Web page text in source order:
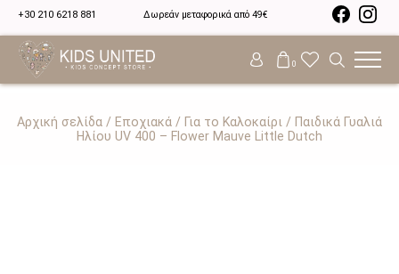
+30 210 6218 881 Δωρεάν μεταφορικά από 49€
0
Αρχική σελίδα / Εποχιακά / Για το Καλοκαίρι / Παιδικά Γυαλιά
Ηλίου UV 400 – Flower Mauve Little Dutch